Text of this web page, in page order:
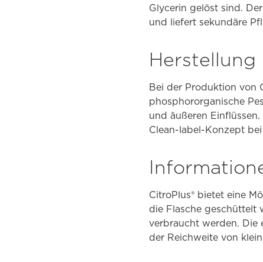
Glycerin gelöst sind.
und liefert sekundäre
Bei der Produktion von
phosphororganische
und äußeren
Clean-label-Konzept bei
CitroPlus® bietet eine
die Flasche geschüttelt
verbraucht werden. Die
der Reichweite von